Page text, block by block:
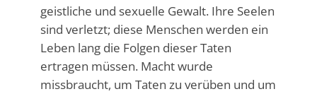
geistliche und sexuelle Gewalt. Ihre Seelen
sind verletzt; diese Menschen werden ein
Leben lang die Folgen dieser Taten
ertragen müssen. Macht wurde
missbraucht, um Taten zu verüben und um